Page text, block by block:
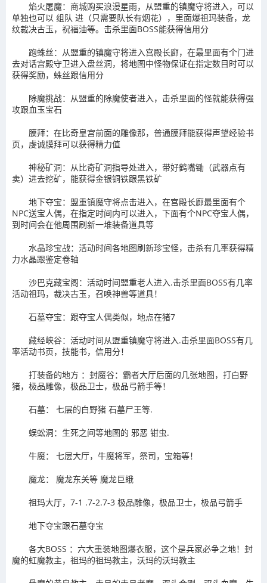
焰火屠魔：商城购买浪漫星雨，从盟重的镇魔守将进入，可以
单独也可以 组队 进（只需要队长有烟花），里面爆祖玛装备，龙
纹裁决古玉，祝福油等。击杀里面BOSS能获得信用分
跑蛛丝：从盟重的镇魔守将进入宫殿长廊，在最里面有个门进
去对话宫殿守卫进入盘丝洞，将地图中怪物保证在指定数目时可以
获得奖励，蛛丝跟信用分
除魔挑战：从盟重的除魔使者进入，击杀里面的怪就能获得强
攻跟血玉宝石
膜拜：在比奇皇宫前面的雕像那，普通膜拜能获得声望经验书
页，虔诚膜拜可以获得精力值
神秘矿洞：从比奇矿洞指导处进入，带好鹤嘴锄（武器点有
卖）进去挖矿，能获得金银铜铁跟黑铁矿
地下夺宝：盟重镇魔守将点击进入，在宫殿长廊最里面有个
NPC送宝人偶，在指定时间内可以进入，下面有个NPC夺宝人偶，
到时间会在他周围刷新一堆装备道具等
水晶珍宝战：活动时间各地图刷新珍宝怪，击杀有几率获得精
力水晶跟鉴定卷轴
沙巴克藏宝阁：活动时间盟重老人进入.击杀里面BOSS有几率
活动祖玛，裁决古玉，召唤神兽等道具！
石墓夺宝：跟夺宝人偶类似，地点在猪7
藏经峡谷：活动时间从盟重镇魔守将进入.击杀里面BOSS有几
率活动书页，技能书，信用分！
打装备的地方 ：封魔谷：霸者大厅后面的几张地图，打白野
猪，极品雕像，极品卫士，极品弓箭手等！
石墓： 七层的白野猪 石墓尸王等.
蜈蚣洞：生死之间等地图的 邪恶 钳虫.
牛魔： 七层大厅，牛魔将军，祭司，宝箱等！
魔龙： 魔龙东关等 魔龙巨蛾
祖玛大厅，7-1 .7-2.7-3 极品雕像，极品卫士，极品弓箭手
地下夺宝跟石墓夺宝
各大BOSS ：六大重装地图爆衣服，这个是兵家必争之地！封
魔的虹魔教主，祖玛的祖玛教主，沃玛的沃玛教主